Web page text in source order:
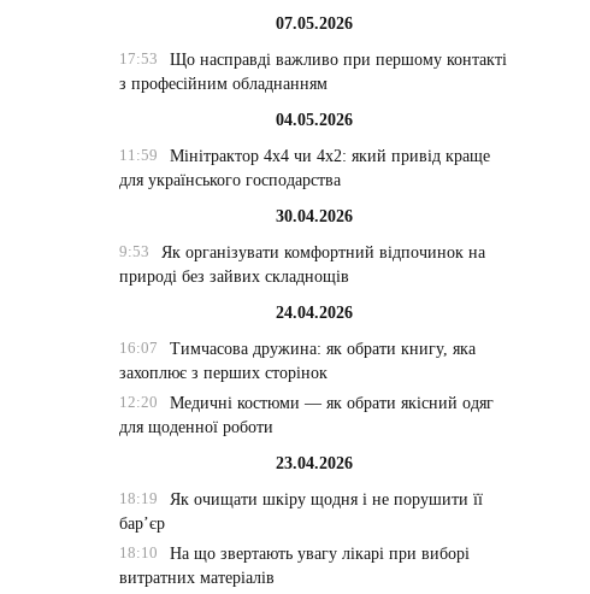
07.05.2026
17:53
Що насправді важливо при першому контакті
з професійним обладнанням
04.05.2026
11:59
Мінітрактор 4х4 чи 4х2: який привід краще
для українського господарства
30.04.2026
9:53
Як організувати комфортний відпочинок на
природі без зайвих складнощів
24.04.2026
16:07
Тимчасова дружина: як обрати книгу, яка
захоплює з перших сторінок
12:20
Медичні костюми — як обрати якісний одяг
для щоденної роботи
23.04.2026
18:19
Як очищати шкіру щодня і не порушити її
бар’єр
18:10
На що звертають увагу лікарі при виборі
витратних матеріалів